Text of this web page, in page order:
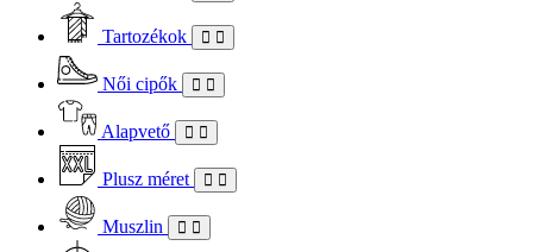
Tartozékok
Női cipők
Alapvető
Plusz méret
Muszlin